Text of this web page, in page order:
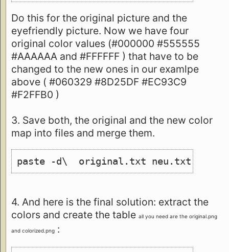
Do this for the original picture and the
eyefriendly picture. Now we have four
original color values (#000000 #555555
#AAAAAA and #FFFFFF ) that have to be
changed to the new ones in our examlpe
above ( #060329 #8D25DF #EC93C9
#F2FFB0 )
3. Save both, the original and the new color
map into files and merge them.
paste -d\  original.txt neu.txt
4. And here is the final solution: extract the
colors and create the table all you need are the original.png
and colorized.png :